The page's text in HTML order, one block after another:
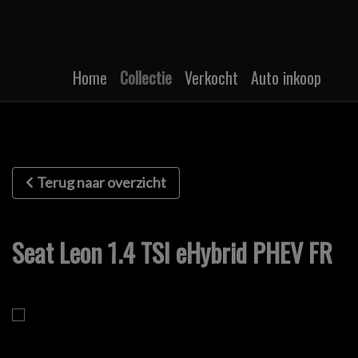
Home Collectie Verkocht Auto inkoop
Terug naar overzicht
Seat Leon 1.4 TSI eHybrid PHEV FR